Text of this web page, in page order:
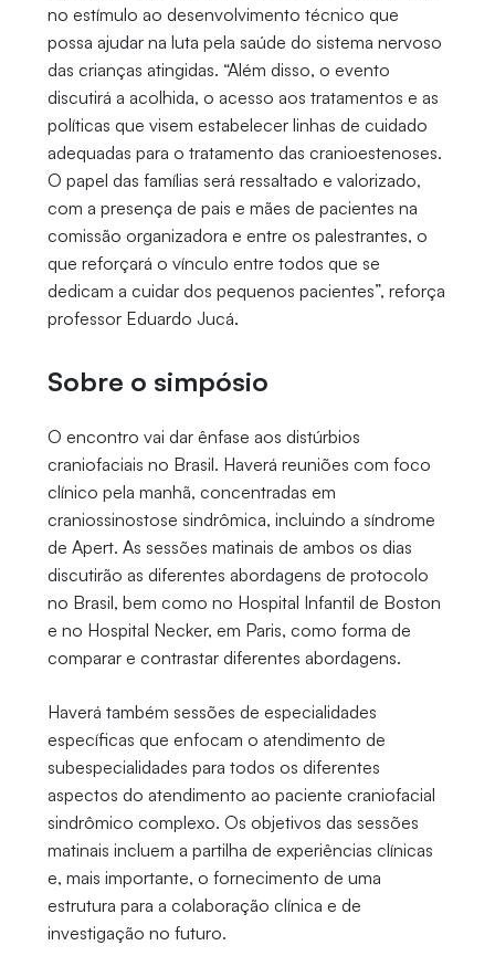
no estímulo ao desenvolvimento técnico que
possa ajudar na luta pela saúde do sistema nervoso
das crianças atingidas. “Além disso, o evento
discutirá a acolhida, o acesso aos tratamentos e as
políticas que visem estabelecer linhas de cuidado
adequadas para o tratamento das cranioestenoses.
O papel das famílias será ressaltado e valorizado,
com a presença de pais e mães de pacientes na
comissão organizadora e entre os palestrantes, o
que reforçará o vínculo entre todos que se
dedicam a cuidar dos pequenos pacientes”, reforça
professor Eduardo Jucá.
Sobre o simpósio
O encontro vai dar ênfase aos distúrbios
craniofaciais no Brasil. Haverá reuniões com foco
clínico pela manhã, concentradas em
craniossinostose sindrômica, incluindo a síndrome
de Apert. As sessões matinais de ambos os dias
discutirão as diferentes abordagens de protocolo
no Brasil, bem como no Hospital Infantil de Boston
e no Hospital Necker, em Paris, como forma de
comparar e contrastar diferentes abordagens.
Haverá também sessões de especialidades
específicas que enfocam o atendimento de
subespecialidades para todos os diferentes
aspectos do atendimento ao paciente craniofacial
sindrômico complexo. Os objetivos das sessões
matinais incluem a partilha de experiências clínicas
e, mais importante, o fornecimento de uma
estrutura para a colaboração clínica e de
investigação no futuro.